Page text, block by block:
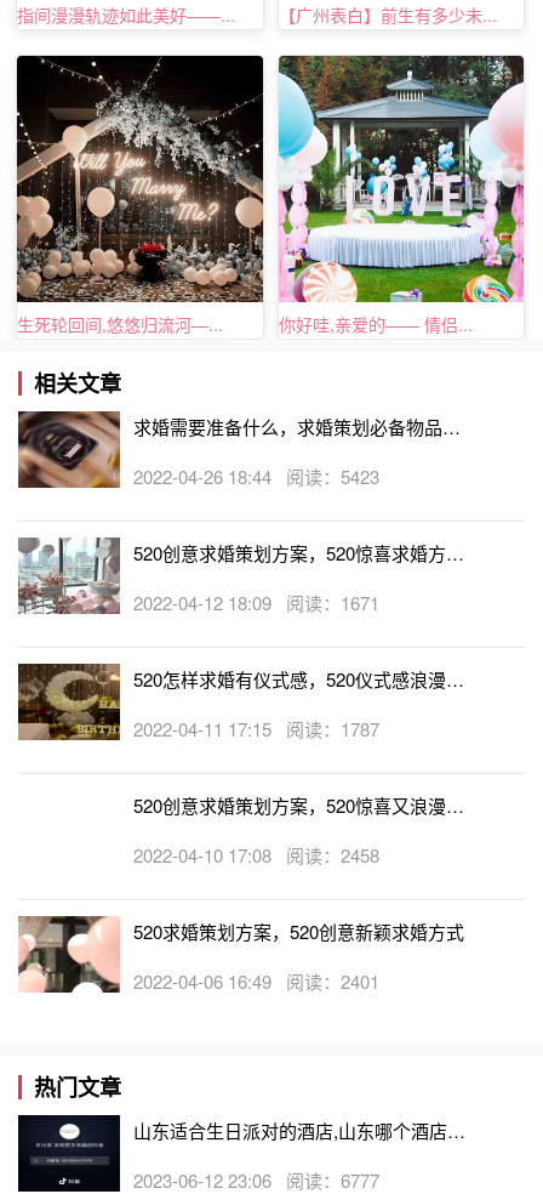
求婚需要准备什么5、求婚方案
在求婚之前，自然得有一个完美的求婚方案。如果自己对求
婚方案实在不太了解，或者是觉得自己想的不够周全，那就
找朋友来帮忙，一起策划正常求婚。切记，求婚的每一个细
节都要丰富一下，唯有这样，在求婚时才不至于经常出错。
据说，98%的女生都在脑海中幻想过不止一次自己被求婚的
场景。正准备求婚的男士们，上文的求婚小锦囊你收藏好了
吗？
指间漫漫轨迹如此美好——... 【广州表白】前生有多少未...
生死轮回间,悠悠归流河—... 你好哇,亲爱的—— 情侣...
相关文章
求婚需要准备什么，求婚策划必备物品推
2022-04-26 18:44 阅读：5423
520创意求婚策划方案，520惊喜求婚方式
2022-04-12 18:09 阅读：1671
520怎样求婚有仪式感，520仪式感浪漫求
2022-04-11 17:15 阅读：1787
520创意求婚策划方案，520惊喜又浪漫的
2022-04-10 17:08 阅读：2458
520求婚策划方案，520创意新颖求婚方式
2022-04-06 16:49 阅读：2401
热门文章
山东适合生日派对的酒店,山东哪个酒店有
2023-06-12 23:06 阅读：6777